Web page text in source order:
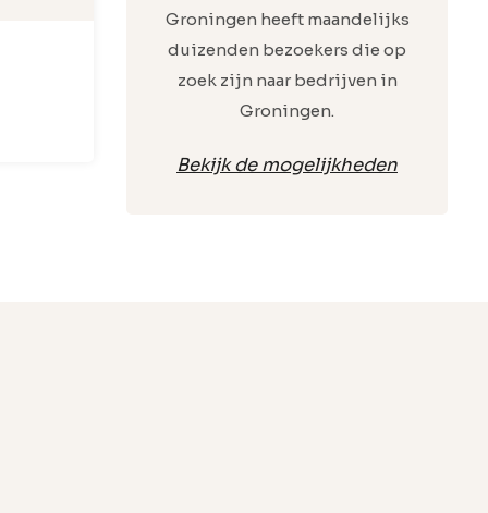
Groningen heeft maandelijks
duizenden bezoekers die op
zoek zijn naar bedrijven in
Groningen.
Bekijk de mogelijkheden